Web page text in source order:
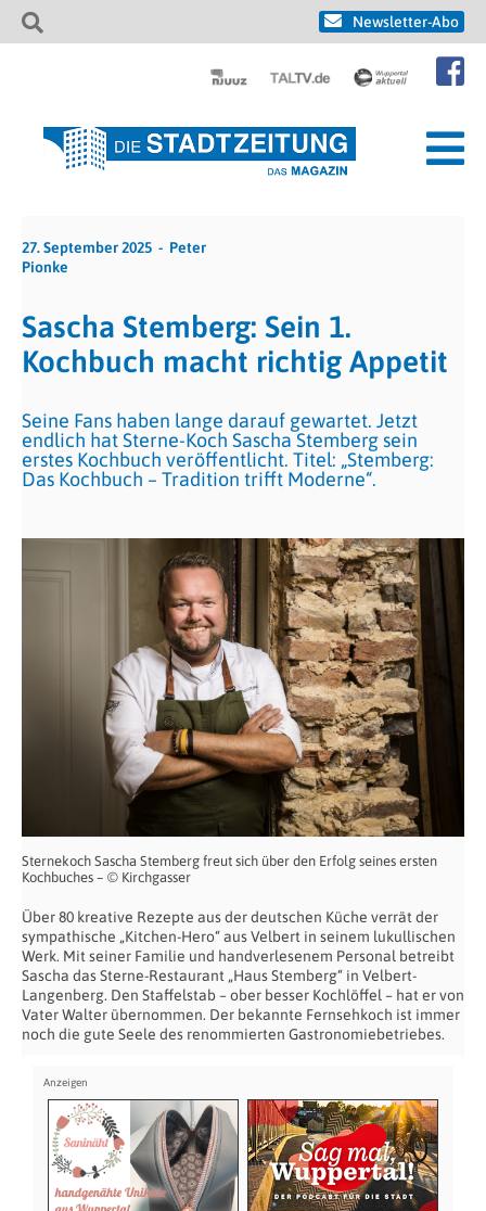
Newsletter-Abo
27. September 2025
Peter
Pionke
Sascha Stemberg: Sein 1.
Kochbuch macht richtig Appetit
Seine Fans haben lange darauf gewartet. Jetzt
endlich hat Sterne-Koch Sascha Stemberg sein
erstes Kochbuch veröffentlicht. Titel: „Stemberg:
Das Kochbuch – Tradition trifft Moderne“.
Sternekoch Sascha Stemberg freut sich über den Erfolg seines ersten
Kochbuches – © Kirchgasser
Über 80 kreative Rezepte aus der deutschen Küche verrät der
sympathische „Kitchen-Hero“ aus Velbert in seinem lukullischen
Werk. Mit seiner Familie und handverlesenem Personal betreibt
Sascha das Sterne-Restaurant „Haus Stemberg“ in Velbert-
Langenberg. Den Staffelstab – ober besser Kochlöffel – hat er von
Vater Walter übernommen. Der bekannte Fernsehkoch ist immer
noch die gute Seele des renommierten Gastronomiebetriebes.